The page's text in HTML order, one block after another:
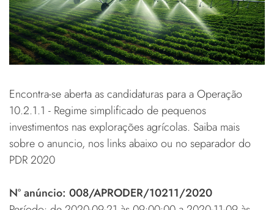
Contactos
Encontra-se aberta as candidaturas para a Operação
10.2.1.1 - Regime simplificado de pequenos
investimentos nas explorações agrícolas. Saiba mais
sobre o anuncio, nos links abaixo ou no separador do
PDR 2020
Nº anúncio: 008/APRODER/10211/2020